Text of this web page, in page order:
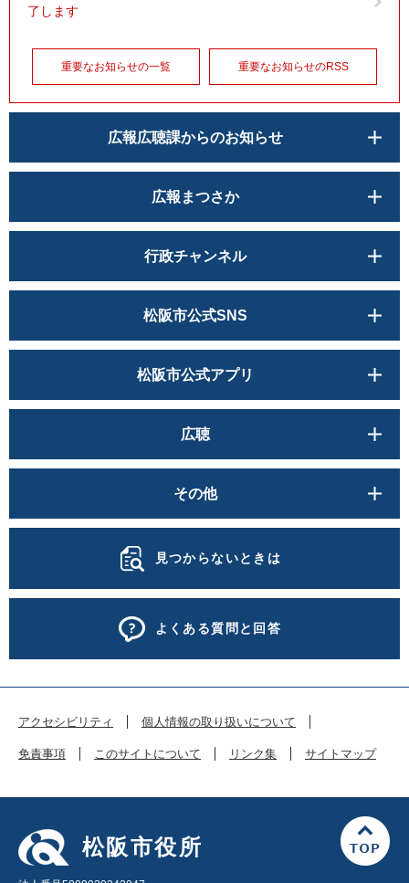
了します
重要なお知らせの一覧 重要なお知らせのRSS
広報広聴課からのお知らせ
広報まつさか
行政チャンネル
松阪市公式SNS
松阪市公式アプリ
広聴
その他
見つからないときは
よくある質問と回答
アクセシビリティ 個人情報の取り扱いについて
免責事項 このサイトについて リンク集 サイトマップ
松阪市役所